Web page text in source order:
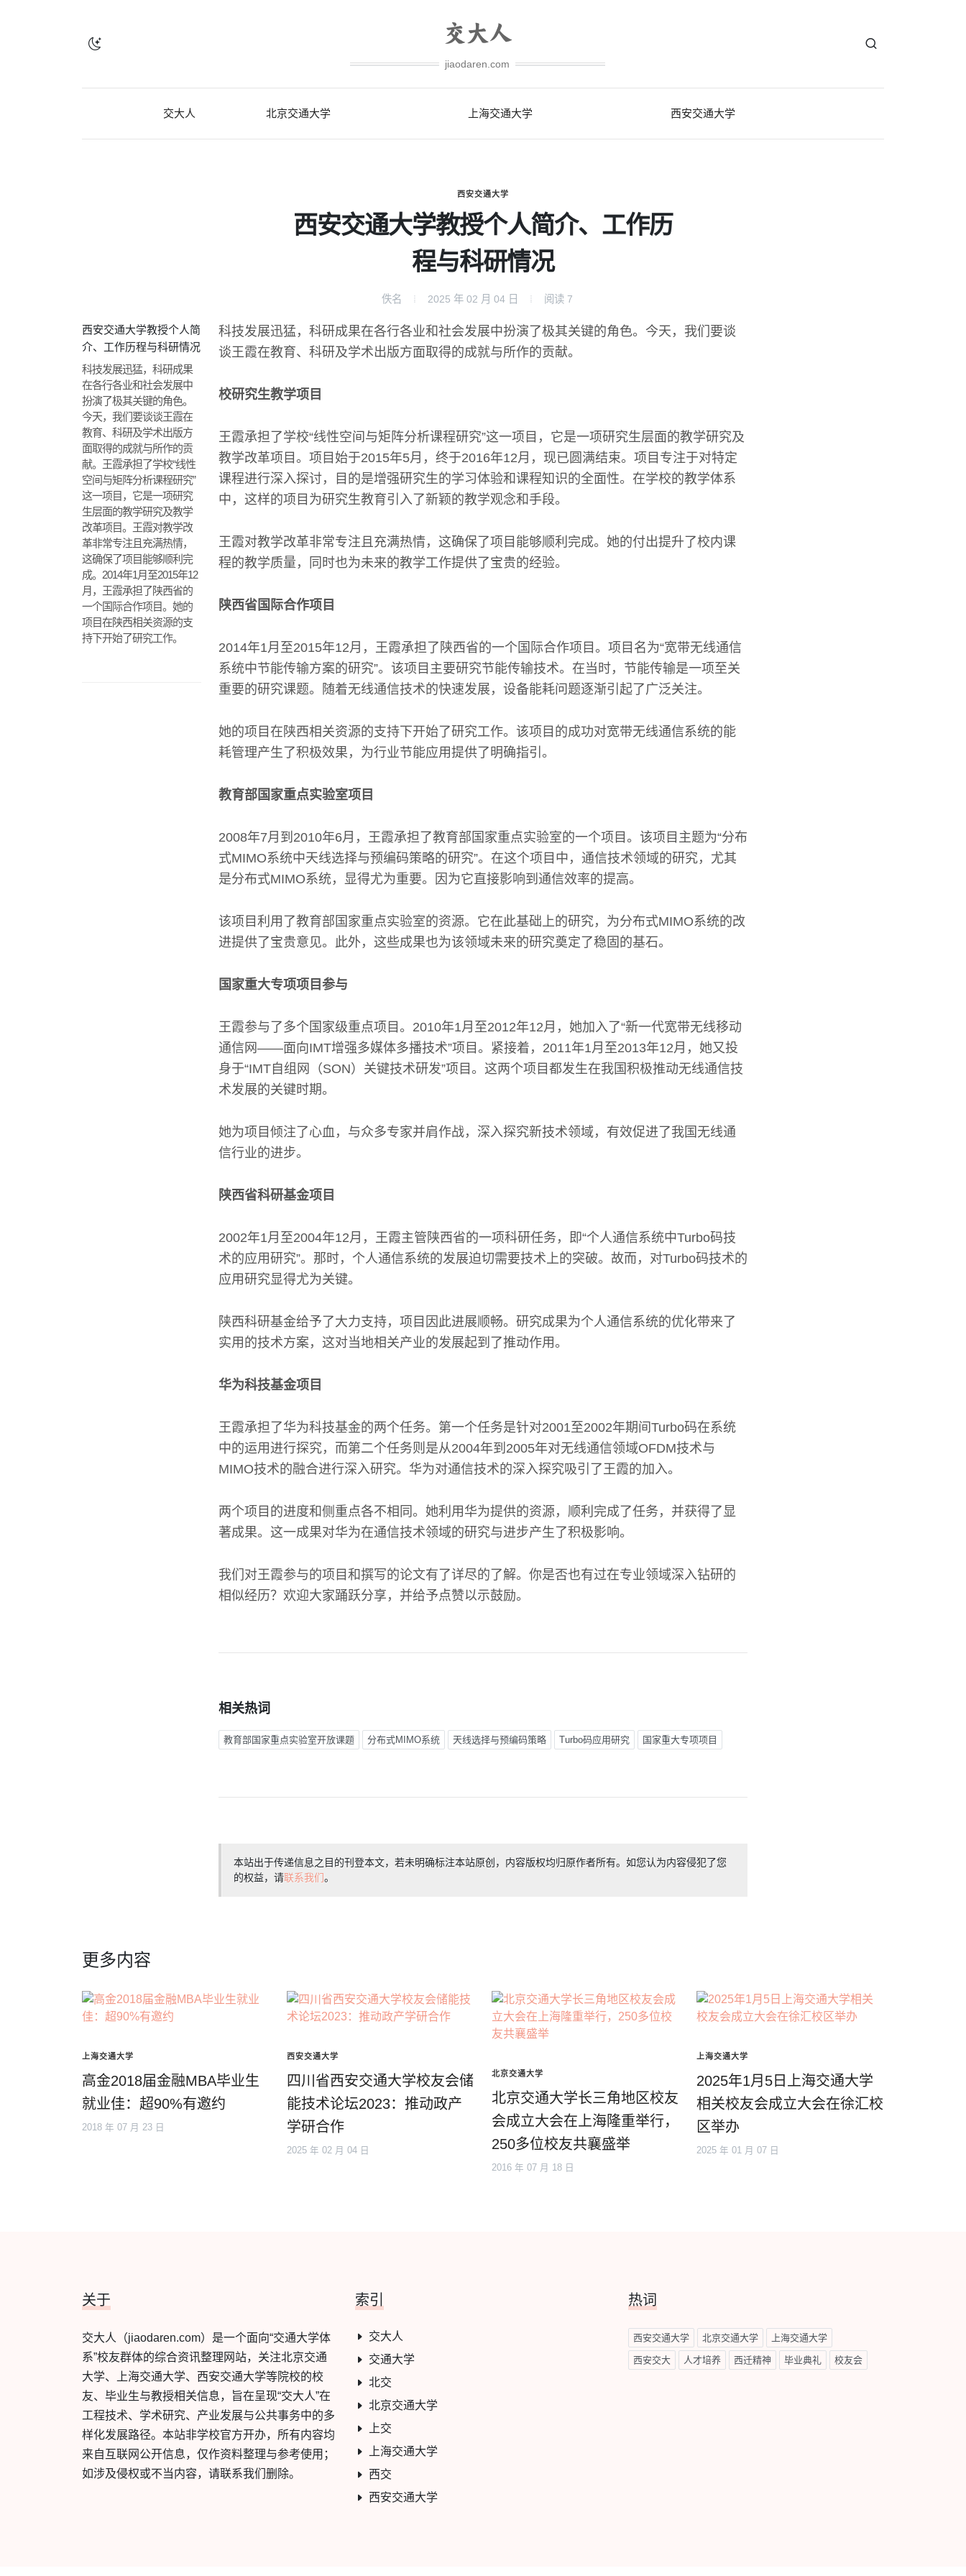
jiaodaren.com
交大人 北京交通大学 上海交通大学 西安交通大学
西安交通大学
西安交通大学教授个人简介、工作历
程与科研情况
佚名 2025 年 02 月 04 日 阅读 7
西安交通大学教授个人简
介、工作历程与科研情况
科技发展迅猛，科研成果
在各行各业和社会发展中
扮演了极其关键的角色。
今天，我们要谈谈王霞在
教育、科研及学术出版方
面取得的成就与所作的贡
献。王霞承担了学校“线性
空间与矩阵分析课程研究”
这一项目，它是一项研究
生层面的教学研究及教学
改革项目。王霞对教学改
革非常专注且充满热情，
这确保了项目能够顺利完
成。2014年1月至2015年12
月，王霞承担了陕西省的
一个国际合作项目。她的
项目在陕西相关资源的支
持下开始了研究工作。
科技发展迅猛，科研成果在各行各业和社会发展中扮演了极其关键的角色。今天，我们要谈
谈王霞在教育、科研及学术出版方面取得的成就与所作的贡献。
校研究生教学项目
王霞承担了学校“线性空间与矩阵分析课程研究”这一项目，它是一项研究生层面的教学研究及
教学改革项目。项目始于2015年5月，终于2016年12月，现已圆满结束。项目专注于对特定
课程进行深入探讨，目的是增强研究生的学习体验和课程知识的全面性。在学校的教学体系
中，这样的项目为研究生教育引入了新颖的教学观念和手段。
王霞对教学改革非常专注且充满热情，这确保了项目能够顺利完成。她的付出提升了校内课
程的教学质量，同时也为未来的教学工作提供了宝贵的经验。
陕西省国际合作项目
2014年1月至2015年12月，王霞承担了陕西省的一个国际合作项目。项目名为“宽带无线通信
系统中节能传输方案的研究”。该项目主要研究节能传输技术。在当时，节能传输是一项至关
重要的研究课题。随着无线通信技术的快速发展，设备能耗问题逐渐引起了广泛关注。
她的项目在陕西相关资源的支持下开始了研究工作。该项目的成功对宽带无线通信系统的能
耗管理产生了积极效果，为行业节能应用提供了明确指引。
教育部国家重点实验室项目
2008年7月到2010年6月，王霞承担了教育部国家重点实验室的一个项目。该项目主题为“分布
式MIMO系统中天线选择与预编码策略的研究”。在这个项目中，通信技术领域的研究，尤其
是分布式MIMO系统，显得尤为重要。因为它直接影响到通信效率的提高。
该项目利用了教育部国家重点实验室的资源。它在此基础上的研究，为分布式MIMO系统的改
进提供了宝贵意见。此外，这些成果也为该领域未来的研究奠定了稳固的基石。
国家重大专项项目参与
王霞参与了多个国家级重点项目。2010年1月至2012年12月，她加入了“新一代宽带无线移动
通信网——面向IMT增强多媒体多播技术”项目。紧接着，2011年1月至2013年12月，她又投
身于“IMT自组网（SON）关键技术研发”项目。这两个项目都发生在我国积极推动无线通信技
术发展的关键时期。
她为项目倾注了心血，与众多专家并肩作战，深入探究新技术领域，有效促进了我国无线通
信行业的进步。
陕西省科研基金项目
2002年1月至2004年12月，王霞主管陕西省的一项科研任务，即“个人通信系统中Turbo码技
术的应用研究”。那时，个人通信系统的发展迫切需要技术上的突破。故而，对Turbo码技术的
应用研究显得尤为关键。
陕西科研基金给予了大力支持，项目因此进展顺畅。研究成果为个人通信系统的优化带来了
实用的技术方案，这对当地相关产业的发展起到了推动作用。
华为科技基金项目
王霞承担了华为科技基金的两个任务。第一个任务是针对2001至2002年期间Turbo码在系统
中的运用进行探究，而第二个任务则是从2004年到2005年对无线通信领域OFDM技术与
MIMO技术的融合进行深入研究。华为对通信技术的深入探究吸引了王霞的加入。
两个项目的进度和侧重点各不相同。她利用华为提供的资源，顺利完成了任务，并获得了显
著成果。这一成果对华为在通信技术领域的研究与进步产生了积极影响。
我们对王霞参与的项目和撰写的论文有了详尽的了解。你是否也有过在专业领域深入钻研的
相似经历？欢迎大家踊跃分享，并给予点赞以示鼓励。
相关热词
教育部国家重点实验室开放课题 分布式MIMO系统 天线选择与预编码策略 Turbo码应用研究 国家重大专项项目
本站出于传递信息之目的刊登本文，若未明确标注本站原创，内容版权均归原作者所有。如您认为内容侵犯了您
的权益，请联系我们。
更多内容
上海交通大学
高金2018届金融MBA毕业生
就业佳：超90%有邀约
2018 年 07 月 23 日
西安交通大学
四川省西安交通大学校友会储
能技术论坛2023：推动政产
学研合作
2025 年 02 月 04 日
北京交通大学
北京交通大学长三角地区校友
会成立大会在上海隆重举行，
250多位校友共襄盛举
2016 年 07 月 18 日
上海交通大学
2025年1月5日上海交通大学
相关校友会成立大会在徐汇校
区举办
2025 年 01 月 07 日
关于
交大人（jiaodaren.com）是一个面向“交通大学体
系”校友群体的综合资讯整理网站，关注北京交通
大学、上海交通大学、西安交通大学等院校的校
友、毕业生与教授相关信息，旨在呈现“交大人”在
工程技术、学术研究、产业发展与公共事务中的多
样化发展路径。本站非学校官方开办，所有内容均
来自互联网公开信息，仅作资料整理与参考使用；
如涉及侵权或不当内容，请联系我们删除。
索引
交大人
交通大学
北交
北京交通大学
上交
上海交通大学
西交
西安交通大学
热词
西安交通大学 北京交通大学 上海交通大学
西安交大 人才培养 西迁精神 毕业典礼 校友会